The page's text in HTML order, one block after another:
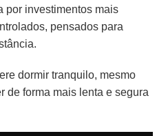
por investimentos mais
pensados para
dormir tranquilo, mesmo
de forma mais lenta e segura